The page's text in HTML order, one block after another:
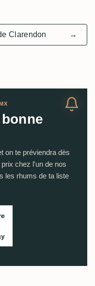
Clarendon →
on te préviendra dès
chez l'un de nos
les rhums de ta liste